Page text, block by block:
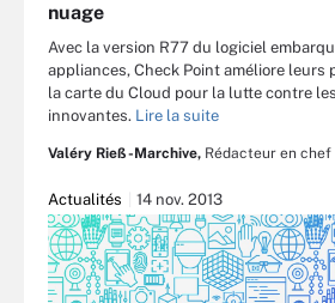
nuage
Avec la version R77 du logiciel
appliances, Check Point améliore leurs
la carte du Cloud pour la lutte contre
innovantes. Lire la suite
Valéry Rieß-Marchive, Rédacteur en chef
Actualités 14 nov. 2013